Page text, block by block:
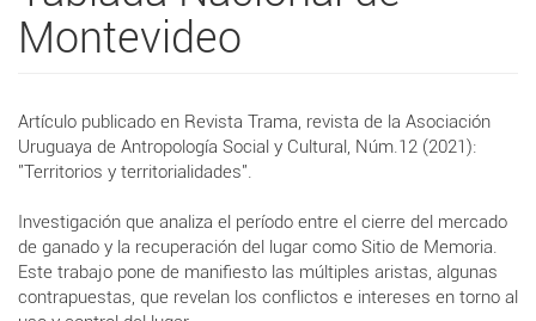
Montevideo
Artículo publicado en Revista Trama, revista de la Asociación
Uruguaya de Antropología Social y Cultural, Núm.12 (2021):
"Territorios y territorialidades".
Investigación que analiza el período entre el cierre del mercado
de ganado y la recuperación del lugar como Sitio de Memoria.
Este trabajo pone de manifiesto las múltiples aristas, algunas
contrapuestas, que revelan los conflictos e intereses en torno al